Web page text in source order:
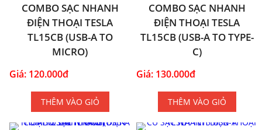
COMBO SẠC NHANH
ĐIỆN THOẠI TESLA
TL15CB (USB-A TO
MICRO)
Giá: 120.000đ
THÊM VÀO GIỎ
COMBO SẠC NHANH
ĐIỆN THOẠI TESLA
TL15CB (USB-A TO TYPE-
C)
Giá: 130.000đ
THÊM VÀO GIỎ